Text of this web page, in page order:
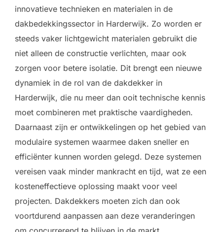
innovatieve technieken en materialen in de
dakbedekkingssector in Harderwijk. Zo worden er
steeds vaker lichtgewicht materialen gebruikt die
niet alleen de constructie verlichten, maar ook
zorgen voor betere isolatie. Dit brengt een nieuwe
dynamiek in de rol van de dakdekker in
Harderwijk, die nu meer dan ooit technische kennis
moet combineren met praktische vaardigheden.
Daarnaast zijn er ontwikkelingen op het gebied van
modulaire systemen waarmee daken sneller en
efficiënter kunnen worden gelegd. Deze systemen
vereisen vaak minder mankracht en tijd, wat ze een
kosteneffectieve oplossing maakt voor veel
projecten. Dakdekkers moeten zich dan ook
voortdurend aanpassen aan deze veranderingen